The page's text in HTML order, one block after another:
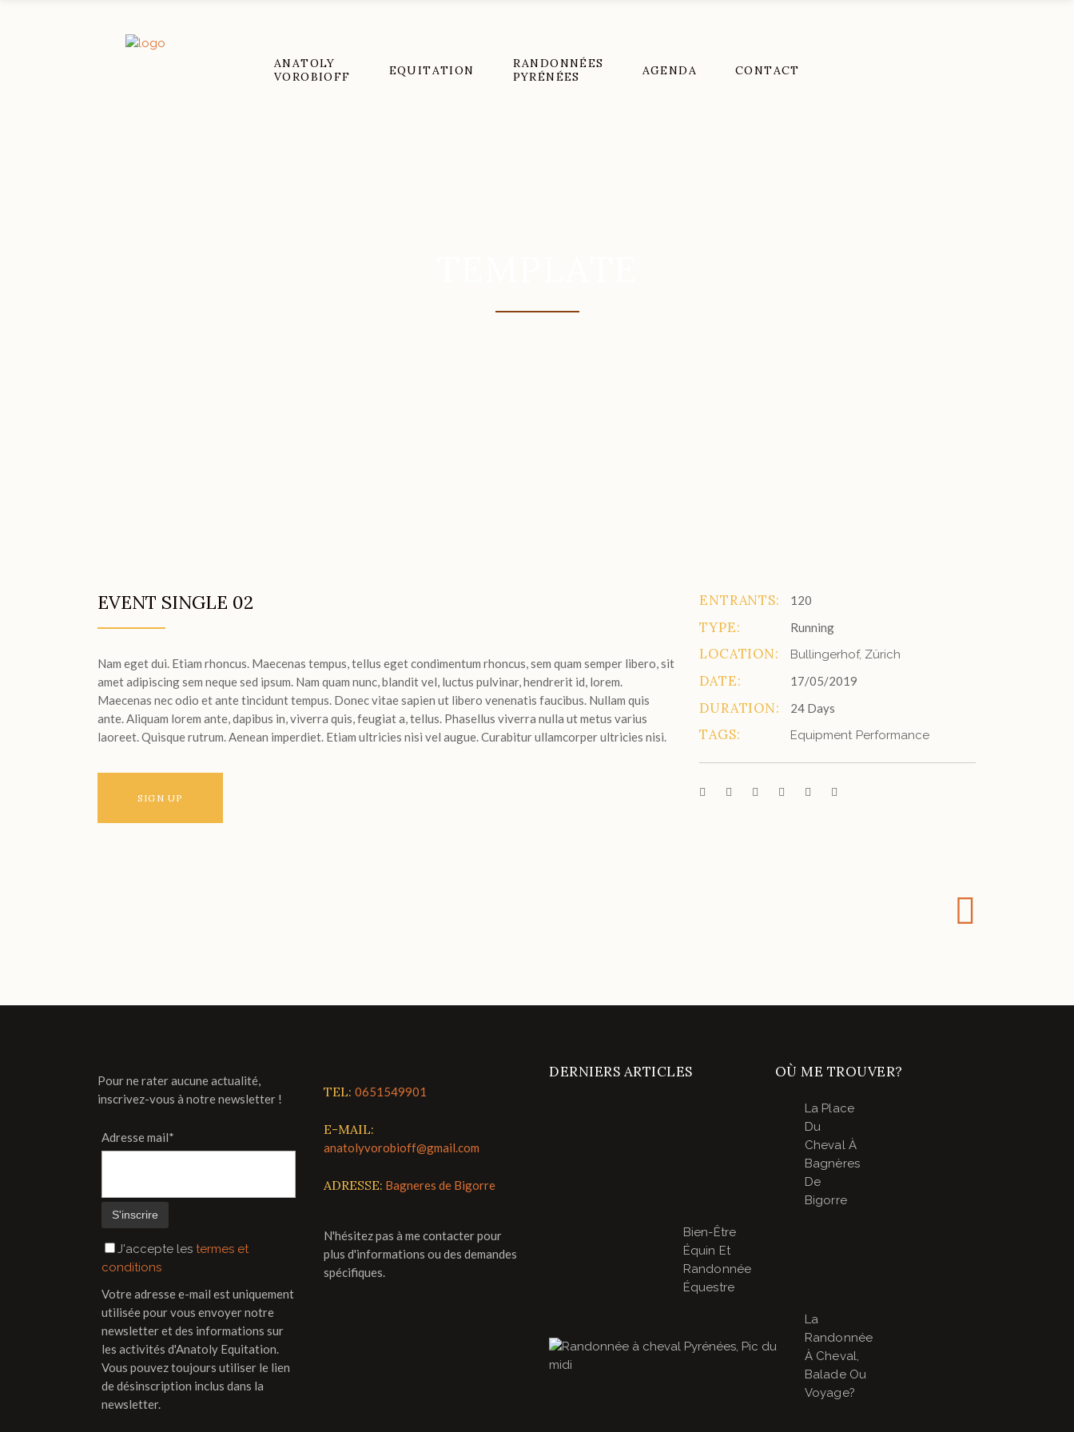
ANATOLY
VOROBIOFF
EQUITATION
RANDONNÉES
PYRÉNÉES
AGENDA CONTACT
EVENT SINGLE 02
Nam eget dui. Etiam rhoncus. Maecenas tempus, tellus eget condimentum rhoncus, sem quam semper libero, sit
amet adipiscing sem neque sed ipsum. Nam quam nunc, blandit vel, luctus pulvinar, hendrerit id, lorem.
Maecenas nec odio et ante tincidunt tempus. Donec vitae sapien ut libero venenatis faucibus. Nullam quis
ante. Aliquam lorem ante, dapibus in, viverra quis, feugiat a, tellus. Phasellus viverra nulla ut metus varius
laoreet. Quisque rutrum. Aenean imperdiet. Etiam ultricies nisi vel augue. Curabitur ullamcorper ultricies nisi.
SIGN UP
ENTRANTS: 120
TYPE: Running
LOCATION: Bullingerhof, Zürich
DATE: 17/05/2019
DURATION: 24 Days
TAGS: Equipment Performance
Pour ne rater aucune actualité,
inscrivez-vous à notre newsletter !
Adresse mail*
J'accepte les termes et
conditions
Votre adresse e-mail est uniquement
utilisée pour vous envoyer notre
newsletter et des informations sur
les activités d'Anatoly Equitation.
Vous pouvez toujours utiliser le lien
de désinscription inclus dans la
newsletter.
TEL: 0651549901
E-MAIL:
anatolyvorobioff@gmail.com
ADRESSE: Bagneres de Bigorre
N'hésitez pas à me contacter pour
plus d'informations ou des demandes
spécifiques.
DERNIERS ARTICLES
La Place
Du
Cheval À
Bagnères
De
Bigorre
Bien-Être
Équin Et
Randonnée
Équestre
La
Randonnée
À Cheval,
Balade Ou
Voyage?
OÙ ME TROUVER?